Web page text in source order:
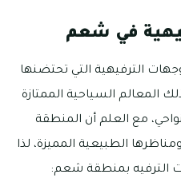
في شعم
الترفيهية التي تحتضنها
السياحية الممتازة
مع العلم أن المنطقة
الطبيعية المميزة، لذا
الترفيه بمنطقة شعم: